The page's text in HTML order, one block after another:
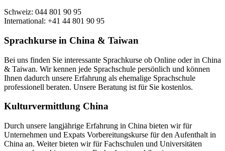
Schweiz: 044 801 90 95
International: +41 44 801 90 95
Sprachkurse in China & Taiwan
Bei uns finden Sie interessante Sprachkurse ob Online oder in China
& Taiwan. Wir kennen jede Sprachschule persönlich und können
Ihnen dadurch unsere Erfahrung als ehemalige Sprachschule
professionell beraten. Unsere Beratung ist für Sie kostenlos.
Kulturvermittlung China
Durch unsere langjährige Erfahrung in China bieten wir für
Unternehmen und Expats Vorbereitungskurse für den Aufenthalt in
China an. Weiter bieten wir für Fachschulen und Universitäten